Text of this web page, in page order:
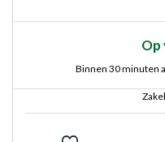
Op
Binnen 30 minuten